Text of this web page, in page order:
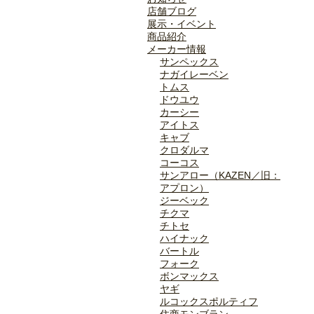
店舗ブログ
展示・イベント
商品紹介
メーカー情報
サンペックス
ナガイレーベン
トムス
ドウユウ
カーシー
アイトス
キャブ
クロダルマ
コーコス
サンアロー（KAZEN／旧：
アプロン）
ジーベック
チクマ
チトセ
ハイナック
バートル
フォーク
ボンマックス
ヤギ
ルコックスポルティフ